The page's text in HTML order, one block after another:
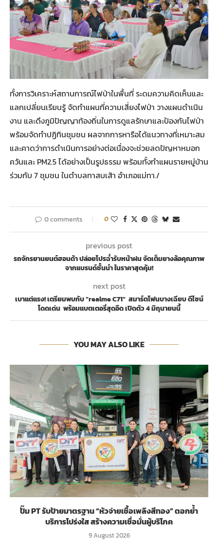
ทั้งการวิเคราะห์สถานการณ์ไฟป่าในพื้นที่ ระดมความคิดเห็นและ
แลกเปลี่ยนเรียนรู้ จัดทำแผนที่ความเสี่ยงไฟป่า วางแผนดำเนิน
งาน และดึงภูมิปัญญาท้องถิ่นในการดูแลรักษาและป้องกันไฟป่า
พร้อมจัดทำปฏิทินชุมชน ผลจากการหารือได้แนวทางที่เหมาะสม
และคาดว่าการดำเนินการอย่างต่อเนื่องจะช่วยลดปัญหาหมอก
ควันและ PM2.5 ได้อย่างเป็นรูปธรรม พร้อมทั้งทำแผนรายหมู่บ้าน
ร่วมกับ 7 ชุมชน ในตำบลทาสบเส้า อำเภอแม่ทา./
0 comments 0
previous post
รถจักรยานยนต์ฮอนด้า ปล่อยโปรฉ่ำรับหน้าฝน จัดเต็มยางล้อคุณภาพ
จากแบรนด์ชั้นนำ ในราคาสุดคุ้ม!
next post
เบาแต่แรง! เตรียมพบกับ “realme C71” สมาร์ตโฟนบางเฉียบ ดีไซน์
โดดเด่น พร้อมแบตเตอรี่สุดอึด เปิดตัว 4 มิถุนายนนี้
YOU MAY ALSO LIKE
ปั๊ม PT รับป้ายมาตรฐาน “หัวจ่ายเชื้อเพลิงสีทอง” ตอกย้ำ
บริการโปร่งใส สร้างความเชื่อมั่นผู้บริโภค
9 August 2026